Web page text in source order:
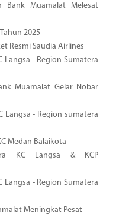
Bank Muamalat Melesat
2025
Resmi Saudia Airlines
Langsa - Region Sumatera
Muamalat Gelar Nobar
Langsa - Region sumatera
Medan Balaikota
KC Langsa & KCP
Langsa - Region Sumatera
Meningkat Pesat